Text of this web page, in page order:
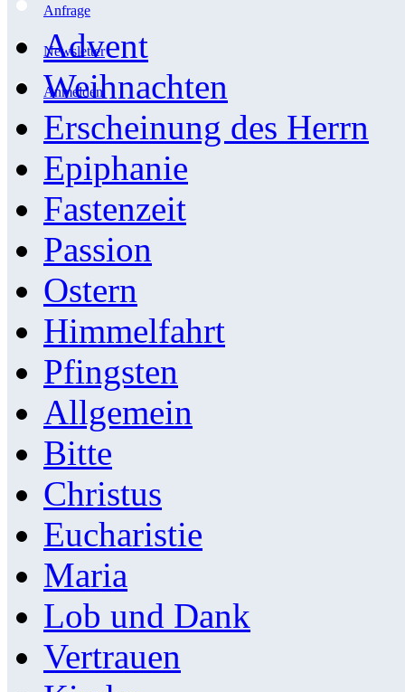
Anfrage
Newsletter
Anmelden
Advent
Weihnachten
Erscheinung des Herrn
Epiphanie
Fastenzeit
Passion
Ostern
Himmelfahrt
Pfingsten
Allgemein
Bitte
Christus
Eucharistie
Maria
Lob und Dank
Vertrauen